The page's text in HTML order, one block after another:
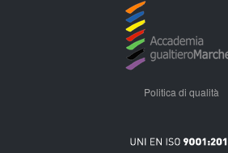
Politica di qualità